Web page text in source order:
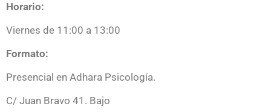
Horario:
Viernes de 11:00 a 13:00
Formato:
Presencial en Adhara Psicología.
C/ Juan Bravo 41. Bajo